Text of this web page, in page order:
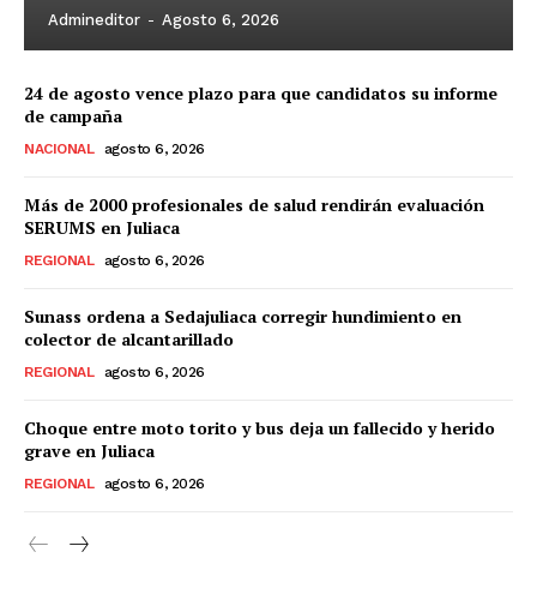
Admineditor - Agosto 6, 2026
24 de agosto vence plazo para que candidatos su informe
de campaña
NACIONAL agosto 6, 2026
Más de 2000 profesionales de salud rendirán evaluación
SERUMS en Juliaca
REGIONAL agosto 6, 2026
Sunass ordena a Sedajuliaca corregir hundimiento en
colector de alcantarillado
REGIONAL agosto 6, 2026
Choque entre moto torito y bus deja un fallecido y herido
grave en Juliaca
REGIONAL agosto 6, 2026